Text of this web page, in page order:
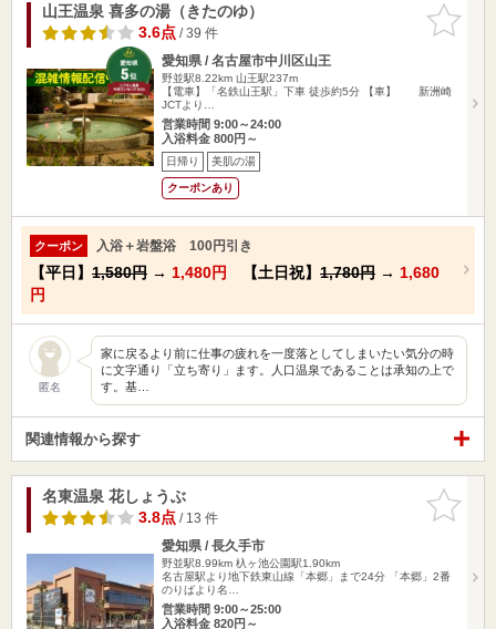
お気に入
りに追加
山王温泉 喜多の湯（きたのゆ）
3.6点/ 39 件
愛知県 / 名古屋市中川区山王
野並駅8.22km 山王駅237m
【電車】「名鉄山王駅」下車 徒歩約5分 【車】 新洲崎
JCTより…
営業時間 9:00～24:00
入浴料金 800円～
日帰り 美肌の湯
クーポンあり
クーポン 入浴＋岩盤浴 100円引き
【平日】 1,580円 → 1,480円 【土日祝】 1,780円 → 1,680
円
匿名
家に戻るより前に仕事の疲れを一度落としてしまいたい気分の時
に文字通り「立ち寄り」ます。人口温泉であることは承知の上で
す。基…
関連情報から探す
お気に入
りに追加
名東温泉 花しょうぶ
3.8点/ 13 件
愛知県 / 長久手市
野並駅8.99km 杁ヶ池公園駅1.90km
名古屋駅より地下鉄東山線「本郷」まで24分 「本郷」2番
のりばより名…
営業時間 9:00～25:00
入浴料金 820円～